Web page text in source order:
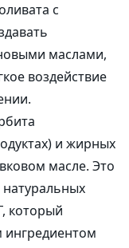
с
маслами,
воздействие
и жирных
масле. Это
натуральных
который
ингредиентом